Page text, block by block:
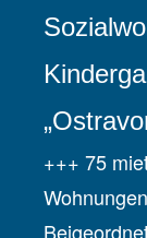
+++ 75